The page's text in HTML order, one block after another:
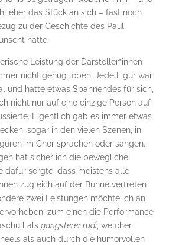
eher das Stück an sich – fast noch
zu der Geschichte des Paul
hätte.
Leistung der Darsteller*innen
nicht genug loben. Jede Figur war
und hatte etwas Spannendes für sich,
nicht nur auf eine einzige Person auf
Eigentlich gab es immer etwas
sogar in den vielen Szenen, in
im Chor sprachen oder sangen.
hat sicherlich die bewegliche
dafür sorgte, dass meistens alle
zugleich auf der Bühne vertreten
zwei Leistungen möchte ich an
zum einen die Performance
als gangsterer rudi, welcher
als auch durch die humorvollen